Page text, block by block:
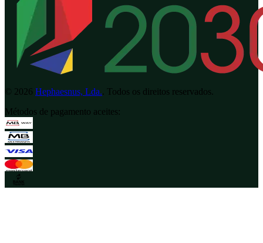
© 2026 Hephaesnus, Lda.
Todos os direitos reservados.
Métodos de pagamento aceites: